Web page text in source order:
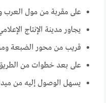
على مقربة من مول العرب
يجاور مدينة الإنتاج
قريب من محور الضبعة
على بعد خطوات من
يسهل الوصول إليه من